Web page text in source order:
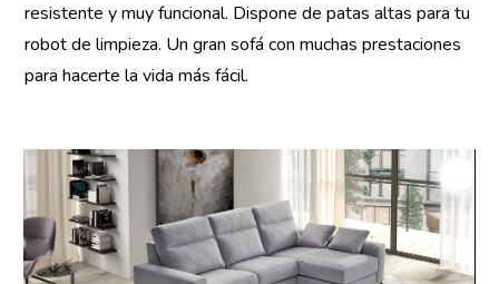
resistente y muy funcional. Dispone de patas altas para tu
robot de limpieza. Un gran sofá con muchas prestaciones
para hacerte la vida más fácil.